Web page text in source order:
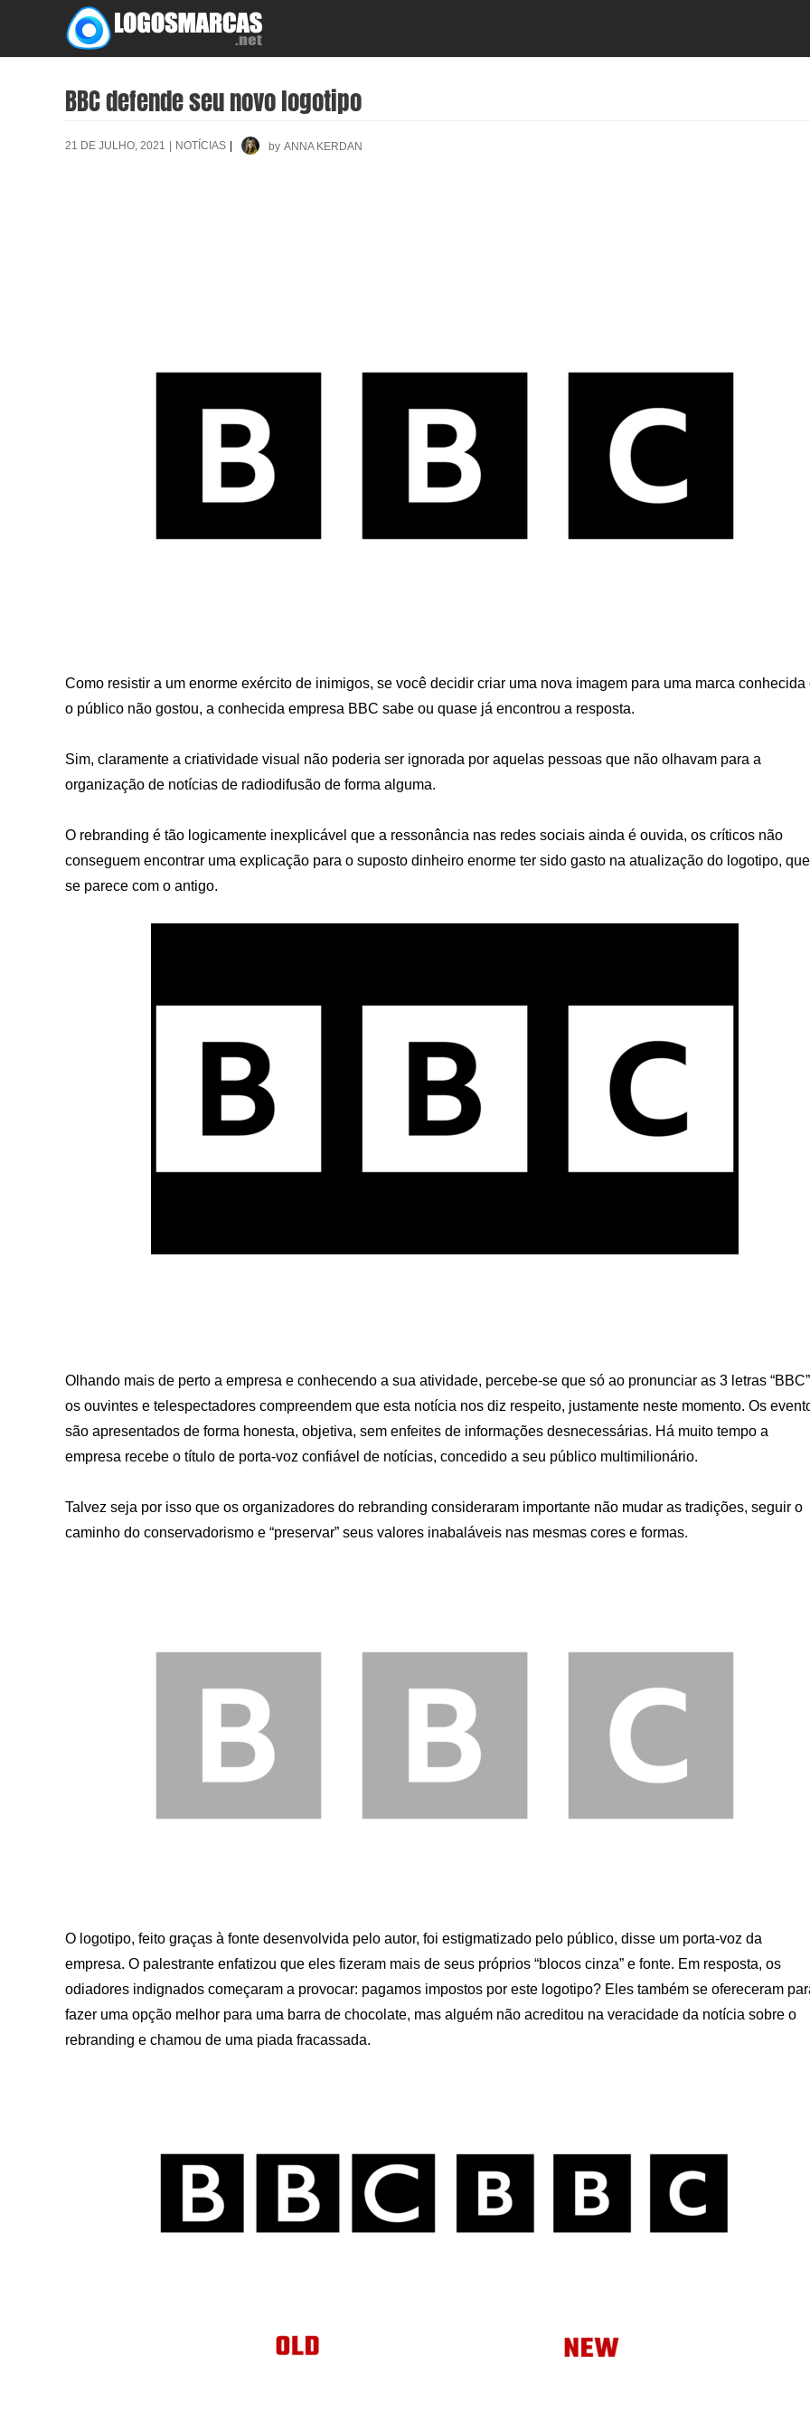
content
BBC defende seu novo logotipo
21 DE JULHO, 2021 | NOTÍCIAS | by ANNA KERDAN
Como resistir a um enorme exército de inimigos, se você decidir criar uma nova imagem para uma marca conhecida
o público não gostou, a conhecida empresa BBC sabe ou quase já encontrou a resposta.
Sim, claramente a criatividade visual não poderia ser ignorada por aquelas pessoas que não olhavam para a
organização de notícias de radiodifusão de forma alguma.
O rebranding é tão logicamente inexplicável que a ressonância nas redes sociais ainda é ouvida, os críticos não
conseguem encontrar uma explicação para o suposto dinheiro enorme ter sido gasto na atualização do logotipo, que
se parece com o antigo.
Olhando mais de perto a empresa e conhecendo a sua atividade, percebe-se que só ao pronunciar as 3 letras
os ouvintes e telespectadores compreendem que esta notícia nos diz respeito, justamente neste momento. Os
são apresentados de forma honesta, objetiva, sem enfeites de informações desnecessárias. Há muito tempo a
empresa recebe o título de porta-voz confiável de notícias, concedido a seu público multimilionário.
Talvez seja por isso que os organizadores do rebranding consideraram importante não mudar as tradições, seguir o
caminho do conservadorismo e “preservar” seus valores inabaláveis ​​nas mesmas cores e formas.
O logotipo, feito graças à fonte desenvolvida pelo autor, foi estigmatizado pelo público, disse um porta-voz da
empresa. O palestrante enfatizou que eles fizeram mais de seus próprios “blocos cinza” e fonte. Em resposta, os
odiadores indignados começaram a provocar: pagamos impostos por este logotipo? Eles também se ofereceram
fazer uma opção melhor para uma barra de chocolate, mas alguém não acreditou na veracidade da notícia sobre o
rebranding e chamou de uma piada fracassada.